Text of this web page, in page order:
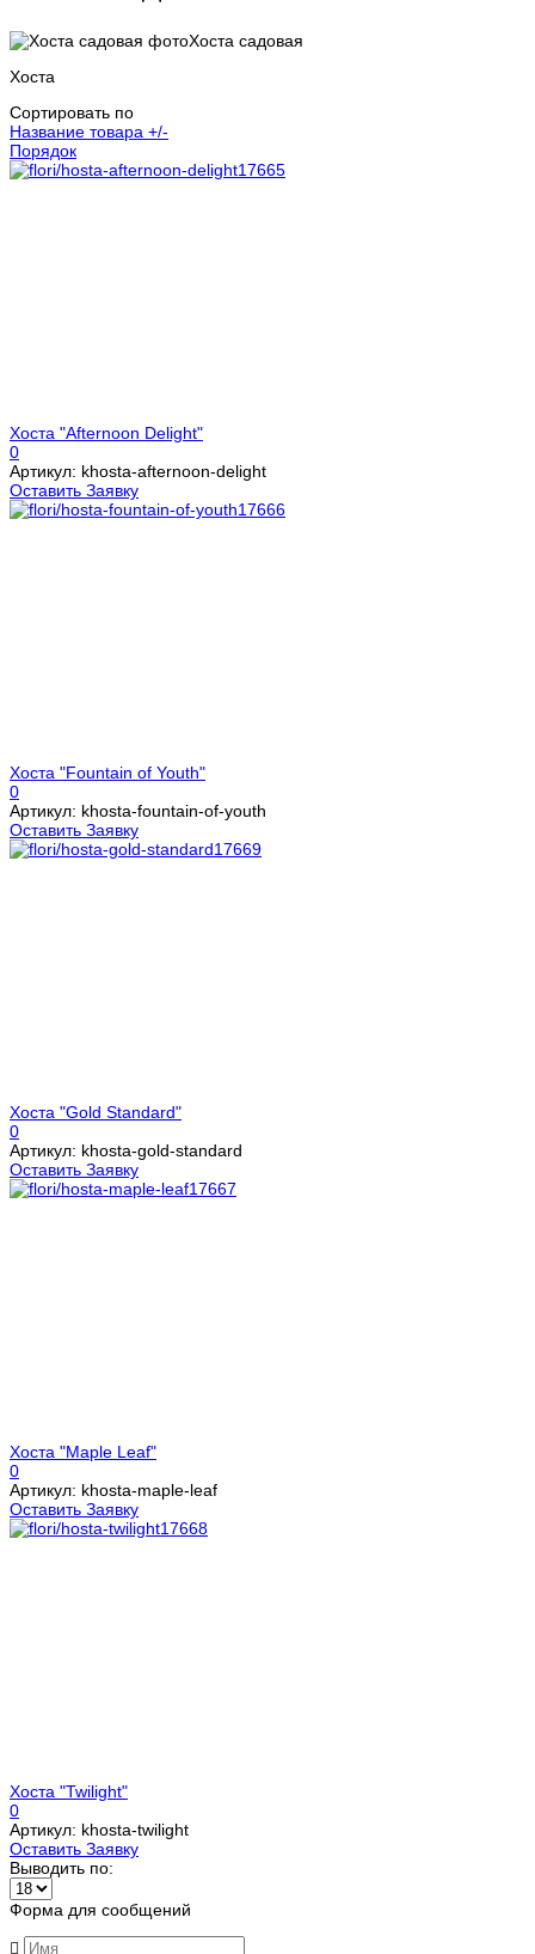
Хоста садовая
Хоста
Сортировать по
Название товара +/-
Порядок
Хоста "Afternoon Delight"
0
Артикул: khosta-afternoon-delight
Оставить Заявку
Хоста "Fountain of Youth"
0
Артикул: khosta-fountain-of-youth
Оставить Заявку
Хоста "Gold Standard"
0
Артикул: khosta-gold-standard
Оставить Заявку
Хоста "Maple Leaf"
0
Артикул: khosta-maple-leaf
Оставить Заявку
Хоста "Twilight"
0
Артикул: khosta-twilight
Оставить Заявку
Выводить по:
Форма для сообщений